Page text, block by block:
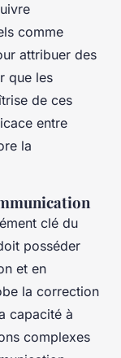
comme
attribuer des
que les
de ces
entre
la
clé du
posséder
et en
la correction
capacité à
complexes